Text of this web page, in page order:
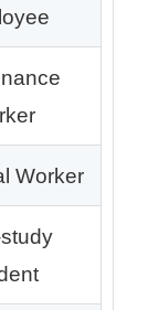
Worker